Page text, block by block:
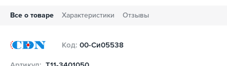
Все о товаре Характеристики Отзывы
Код: 00-Си05538